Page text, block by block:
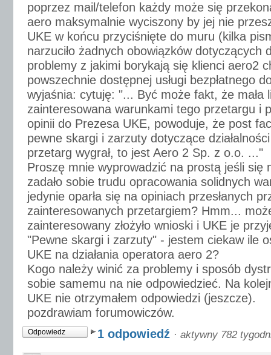
poprzez mail/telefon każdy może się
aero maksymalnie wyciszony by jej nie
UKE w końcu przyciśnięte do muru (kilka
narzuciło żadnych obowiązków dotyczących
problemy z jakimi borykają się klienci aero2
powszechnie dostępnej usługi bezpłatnego
wyjaśnia: cytuję: "... Być może fakt, że mała
zainteresowana warunkami tego przetargu i
opinii do Prezesa UKE, powoduje, że post
pewne skargi i zarzuty dotyczące
przetarg wygrał, to jest Aero 2 Sp. z o.o. ..."
Proszę mnie wyprowadzić na prostą jeśli się
zadało sobie trudu opracowania solidnych
jedynie oparła się na opiniach przesłanych
zainteresowanych przetargiem? Hmm...
zainteresowany złożyło wnioski i UKE je
"Pewne skargi i zarzuty" - jestem ciekaw ile
UKE na działania operatora aero 2?
Kogo należy winić za problemy i sposób
sobie samemu na nie odpowiedzieć. Na
UKE nie otrzymałem odpowiedzi (jeszcze).
pozdrawiam forumowiczów.
Odpowiedz 1 odpowiedź · aktywny 782